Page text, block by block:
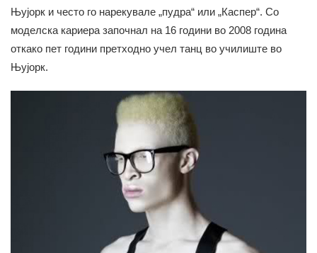
Њујорк и често го нарекувале „пудра“ или „Каспер“. Со
моделска кариера започнал на 16 години во 2008 година
откако пет години претходно учел танц во училиште во
Њујорк.